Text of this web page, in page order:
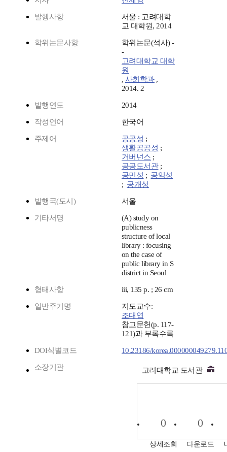
발행사항
서울 : 고려대학
교 대학원, 2014
학위논문사항
학위논문(석사) -
-
고려대학교 대학
원
, 사회학과 ,
2014. 2
발행연도 2014
작성언어 한국어
주제어 공공성 ;
생활공공성 ;
거버넌스 ;
공공도서관;
공민성 ; 공익성
; 공개성
발행국(도시) 서울
기타서명
(A) study on
publicness
structure of local
library : focusing
on the case of
public library in S
district in Seoul
형태사항 iii, 135 p. ; 26 cm
일반주기명
지도교수:
조대엽
참고문헌(p. 117-
121)과 부록수록
DOI식별코드 10.23186/
소장기관 고려대학교 도서관
0
상세조회
0
다운로드